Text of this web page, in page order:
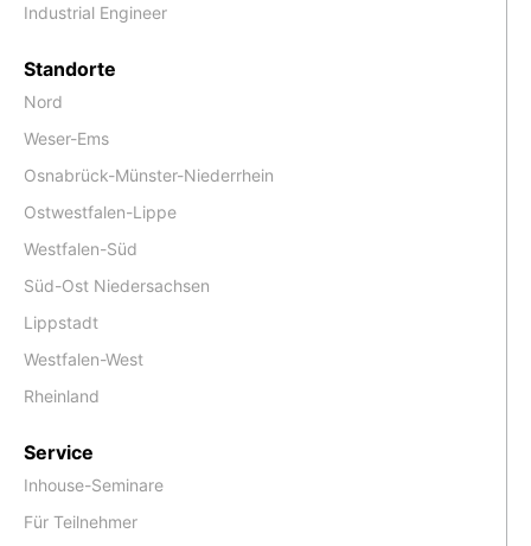
Industrial Engineer
Standorte
Nord
Weser-Ems
Osnabrück-Münster-Niederrhein
Ostwestfalen-Lippe
Westfalen-Süd
Süd-Ost Niedersachsen
Lippstadt
Westfalen-West
Rheinland
Service
Inhouse-Seminare
Für Teilnehmer